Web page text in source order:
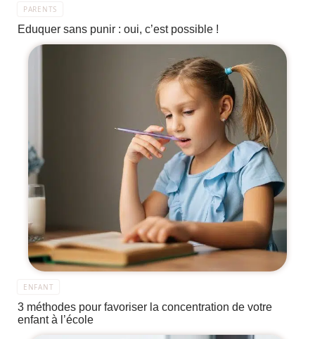
PARENTS
Eduquer sans punir : oui, c’est possible !
ENFANT
3 méthodes pour favoriser la concentration de votre
enfant à l’école